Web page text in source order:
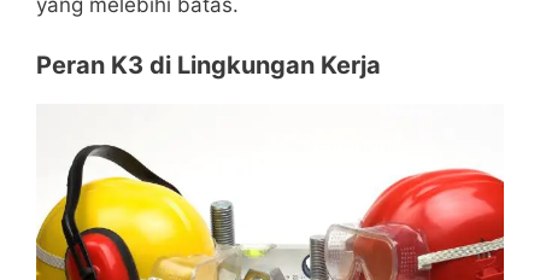
Peran K3 di Lingkungan Kerja